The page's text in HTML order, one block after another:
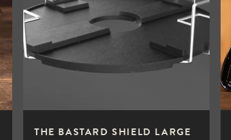
THE BASTARD SHIELD LARGE